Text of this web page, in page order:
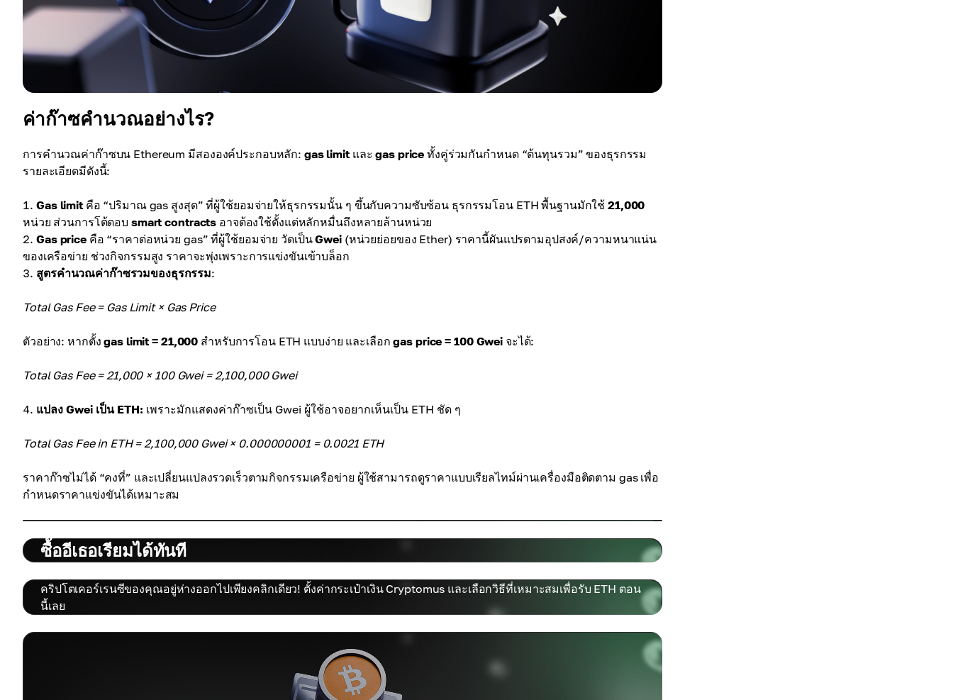
ค่าก๊าซคำนวณอย่างไร?
การคำนวณค่าก๊าซบน Ethereum มีสององค์ประกอบหลัก: gas limitและgas price ทั้งคู่ร่วมกันกำหนด “ต้นทุนรวม” ของธุรกรรม
รายละเอียดมีดังนี้:
Gas limitคือ “ปริมาณ gas สูงสุด” ที่ผู้ใช้ยอมจ่ายให้ธุรกรรมนั้น ๆ ขึ้นกับความซับซ้อน ธุรกรรมโอน ETH พื้นฐานมักใช้21,000
หน่วย ส่วนการโต้ตอบ smart contracts อาจต้องใช้ตั้งแต่หลักหมื่นถึงหลายล้านหน่วย
Gas priceคือ “ราคาต่อหน่วย gas” ที่ผู้ใช้ยอมจ่าย วัดเป็นGwei(หน่วยย่อยของ Ether) ราคานี้ผันแปรตามอุปสงค์/ความหนาแน่น
ของเครือข่าย ช่วงกิจกรรมสูง ราคาจะพุ่งเพราะการแข่งขันเข้าบล็อก
สูตรคำนวณค่าก๊าซรวมของธุรกรรม:
Total Gas Fee = Gas Limit × Gas Price
ตัวอย่าง: หากตั้งgas limit = 21,000 สำหรับการโอน ETH แบบง่าย และเลือกgas price = 100 Gwei จะได้:
Total Gas Fee = 21,000 × 100 Gwei = 2,100,000 Gwei
แปลง Gwei เป็น ETH: เพราะมักแสดงค่าก๊าซเป็น Gwei ผู้ใช้อาจอยากเห็นเป็น ETH ชัด ๆ
Total Gas Fee in ETH = 2,100,000 Gwei × 0.000000001 = 0.0021 ETH
ราคาก๊าซไม่ได้ “คงที่” และเปลี่ยนแปลงรวดเร็วตามกิจกรรมเครือข่าย ผู้ใช้สามารถดูราคาแบบเรียลไทม์ผ่านเครื่องมือติดตาม gas เพื่อ
กำหนดราคาแข่งขันได้เหมาะสม
ซื้ออีเธอเรียมได้ทันที
คริปโตเคอร์เรนซีของคุณอยู่ห่างออกไปเพียงคลิกเดียว! ตั้งค่ากระเป๋าเงิน Cryptomus และเลือกวิธีที่เหมาะสมเพื่อรับ ETH ตอน
นี้เลย